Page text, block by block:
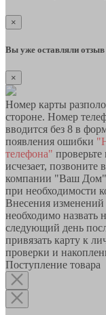
×
Вы уже оставляли отзыв
×
Номер карты
стороне. Номер
вводится без 8 в
появления ошибки
телефона"
исчезает, позвоните
компании "Ваш
при необходимости
Внесения
необходимо
следующий день
привязать карту к
проверки и
Поступление товара